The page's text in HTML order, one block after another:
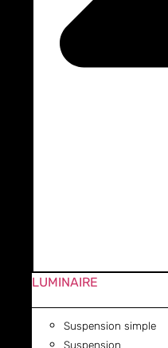
LUMINAIRE
Suspension simple
Suspension